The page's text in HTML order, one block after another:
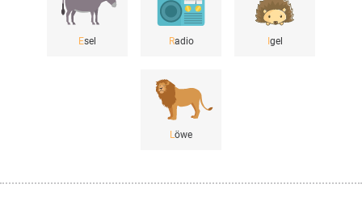
Esel Radio Igel
Löwe